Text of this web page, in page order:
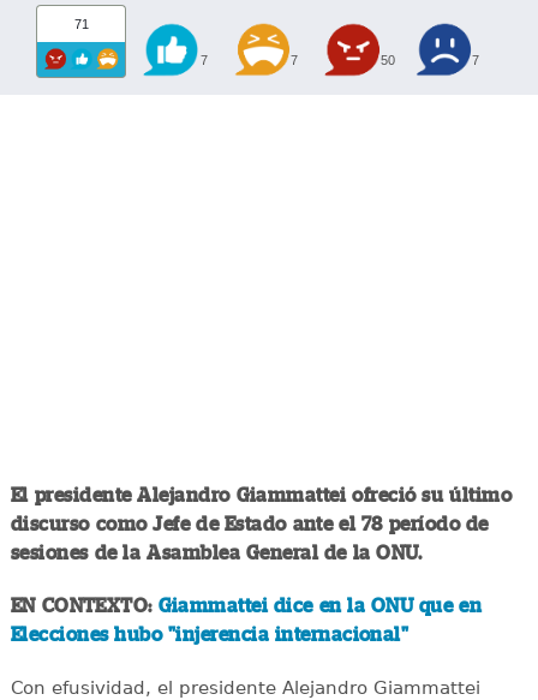
71
7 7 50 7
El presidente Alejandro Giammattei ofreció su último
discurso como Jefe de Estado ante el 78 período de
sesiones de la Asamblea General de la ONU.
EN CONTEXTO: Giammattei dice en la ONU que en
Elecciones hubo "injerencia internacional"
Con efusividad, el presidente Alejandro Giammattei